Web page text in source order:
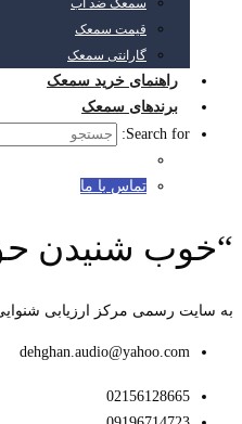
سمعک ضد آب
قیمت سمعک
گارانتی سمعک
راهنمای خرید سمعک
برندهای سمعک
Search for:
تماس با ما
“خوب شنیدن
به سایت رسمی مرکز ارزیابی
dehghan.audio@yahoo.com
02156128665